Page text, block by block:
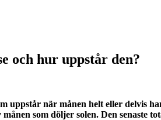
och hur uppstår den?
uppstår när månen helt eller delvis
som döljer solen. Den senaste